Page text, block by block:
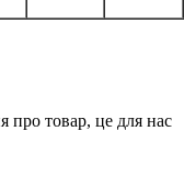
про товар, це для нас